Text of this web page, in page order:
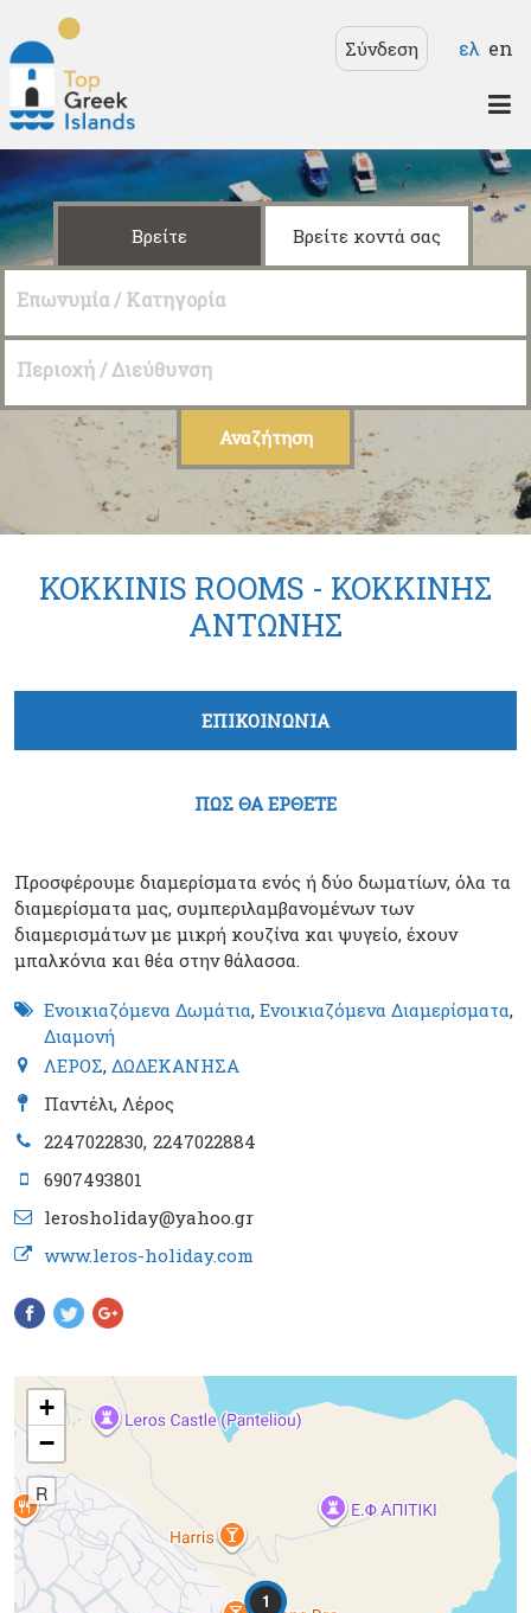
κυρίως περιεχόμενο
Top
Greek
Islands
Σύνδεση ελ en
Βρείτε Βρείτε κοντά σας
Επωνυμία / Κατηγορία
Περιοχή / Διεύθυνση
KOKKINIS ROOMS - ΚΟΚΚΙΝΗΣ
ΑΝΤΩΝΗΣ
Tabs group καταχώρησης
ΕΠΙΚΟΙΝΩΝΙΑ(ενεργή καρτέλα)
ΠΩΣ ΘΑ ΕΡΘΕΤΕ
Προσφέρουμε διαμερίσματα ενός ή δύο δωματίων, όλα τα
διαμερίσματα μας, συμπεριλαμβανομένων των
διαμερισμάτων με μικρή κουζίνα και ψυγείο, έχουν
μπαλκόνια και θέα στην θάλασσα.
Ενοικιαζόμενα Δωμάτια, Ενοικιαζόμενα Διαμερίσματα,
Διαμονή
ΛΕΡΟΣ, ΔΩΔΕΚΑΝΗΣΑ
Παντέλι, Λέρος
2247022830 2247022884
6907493801
lerosholiday@yahoo.gr
www.leros-holiday.com
1
+
−
R